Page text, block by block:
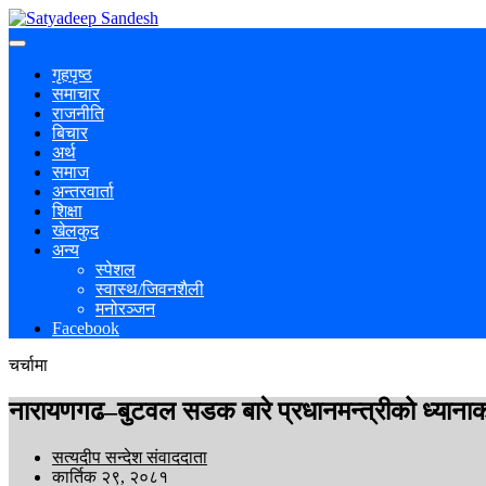
गृहपृष्ठ
समाचार
राजनीति
बिचार
अर्थ
समाज
अन्तरवार्ता
शिक्षा
खेलकुद
अन्य
स्पेशल
स्वास्थ/जिवनशैली
मनोरञ्जन
Facebook
चर्चामा
नारायणगढ–बुटवल सडक बारे प्रधानमन्त्रीको
सत्यदीप सन्देश संवाददाता
कार्तिक २९, २०८१